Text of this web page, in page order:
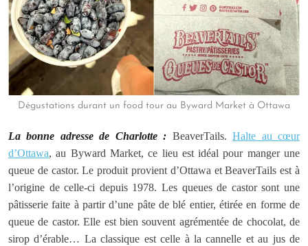
Dégustations durant un food tour au Byward Market à Ottawa
La bonne adresse de Charlotte : BeaverTails.Halte au cœur
d’Ottawa, au Byward Market, ce lieu est idéal pour manger une
queue de castor. Le produit provient d’Ottawa et BeaverTails est à
l’origine de celle-ci depuis 1978. Les queues de castor sont une
pâtisserie faite à partir d’une pâte de blé entier, étirée en forme de
queue de castor. Elle est bien souvent agrémentée de chocolat, de
sirop d’érable… La classique est celle à la cannelle et au jus de